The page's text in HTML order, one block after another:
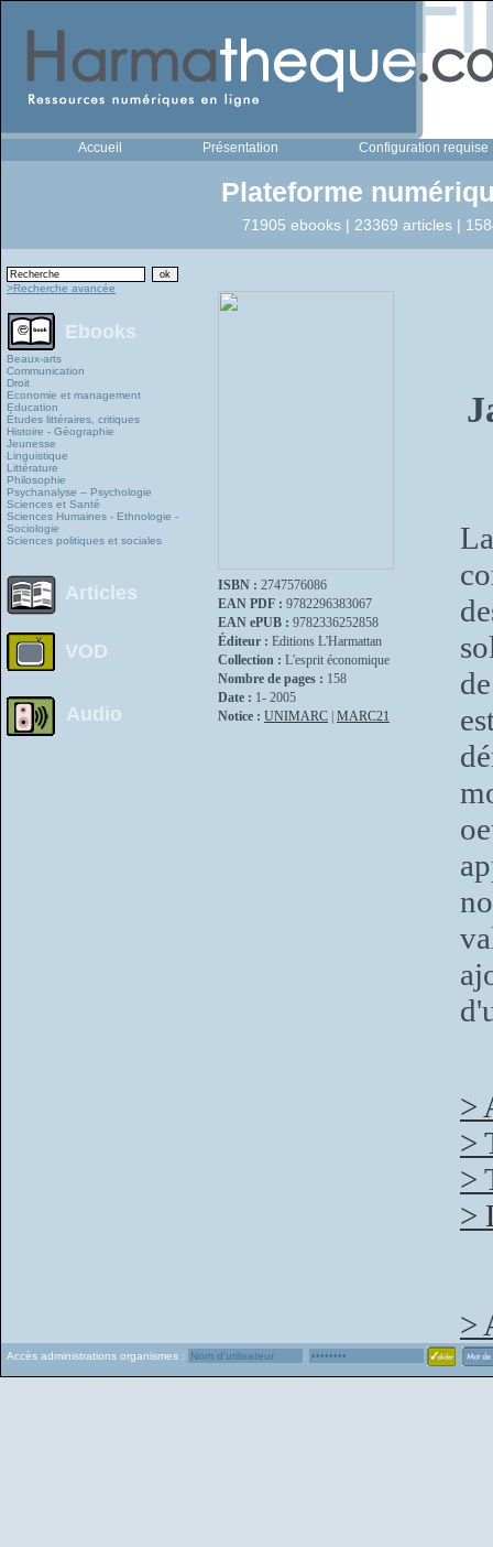
Accueil Présentation Configuration requise
Plateforme
71905 ebooks | 23369 articles |
>Recherche avancée
Ebooks
Beaux-arts
Communication
Droit
Economie et management
Education
Études littéraires, critiques
Histoire - Géographie
Jeunesse
Linguistique
Littérature
Philosophie
Psychanalyse – Psychologie
Sciences et Santé
Sciences Humaines - Ethnologie -
Sociologie
Sciences politiques et sociales
Articles
VOD
Audio
ISBN : 2747576086
EAN PDF : 9782296383067
EAN ePUB : 9782336252858
Éditeur : Editions L'Harmattan
Collection : L'esprit économique
Nombre de pages : 158
Date : 1- 2005
Notice : UNIMARC MARC21
>
>
>
>
>
Accès administrations organismes :